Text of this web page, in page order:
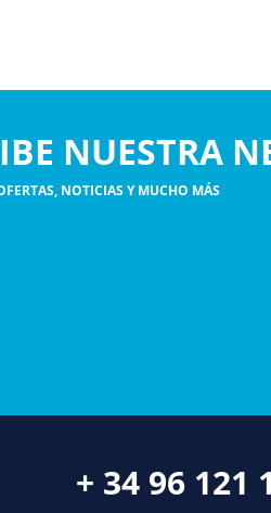
NUESTRA
NOTICIAS Y MUCHO MÁS
+ 34 96 121